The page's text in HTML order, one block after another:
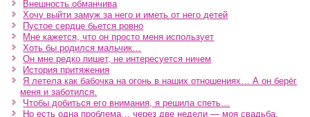
Внешность обманчива
Хочу выйти замуж за него и иметь от него детей
Пустое сердце бьется ровно
Мне кажется, что он просто меня использует
Хоть бы родился мальчик…
Он мне редко пишет, не интересуется ничем
История притяжения
Я летела как бабочка на огонь в наших отношениях… А он берёг
меня и заботился.
Чтобы добиться его внимания, я решила спеть…
Но есть одна проблема… через две недели — моя свадьба.